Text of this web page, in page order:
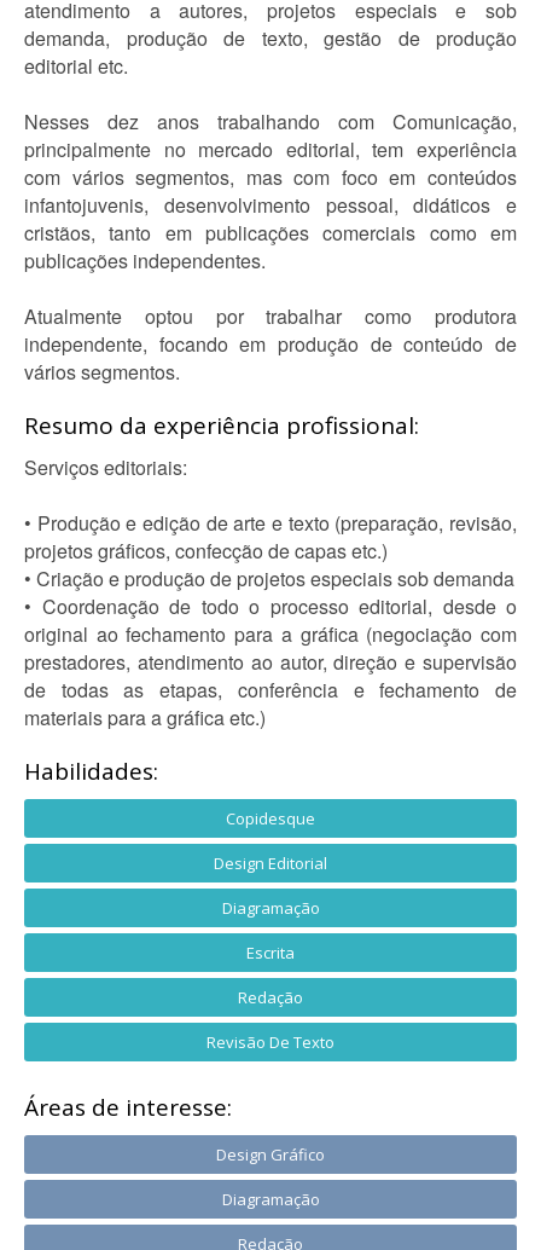
atendimento a autores, projetos especiais e sob
demanda, produção de texto, gestão de produção
editorial etc.
Nesses dez anos trabalhando com Comunicação,
principalmente no mercado editorial, tem experiência
com vários segmentos, mas com foco em conteúdos
infantojuvenis, desenvolvimento pessoal, didáticos e
cristãos, tanto em publicações comerciais como em
publicações independentes.
Atualmente optou por trabalhar como produtora
independente, focando em produção de conteúdo de
vários segmentos.
Resumo da experiência profissional:
Serviços editoriais:
• Produção e edição de arte e texto (preparação, revisão,
projetos gráficos, confecção de capas etc.)
• Criação e produção de projetos especiais sob demanda
• Coordenação de todo o processo editorial, desde o
original ao fechamento para a gráfica (negociação com
prestadores, atendimento ao autor, direção e supervisão
de todas as etapas, conferência e fechamento de
materiais para a gráfica etc.)
Habilidades:
Copidesque
Design Editorial
Diagramação
Escrita
Redação
Revisão De Texto
Áreas de interesse:
Design Gráfico
Diagramação
Redação